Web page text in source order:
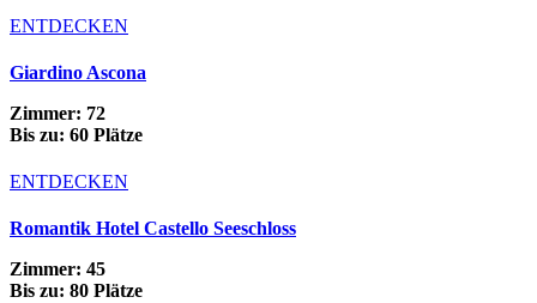
ENTDECKEN
Giardino Ascona
Zimmer: 72
Bis zu: 60 Plätze
ENTDECKEN
Romantik Hotel Castello Seeschloss
Zimmer: 45
Bis zu: 80 Plätze